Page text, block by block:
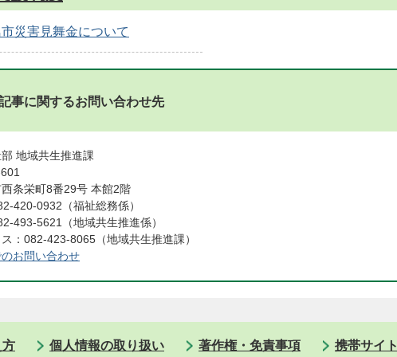
災害見舞金について
事に関するお問い合わせ先
地域共生推進課
条栄町8番29号 本館2階
420-0932（福祉総務係）
5621（地域共生推進係）
：082-423-8065（地域共生推進課）
のお問い合わせ
方 個人情報の取り扱い 著作権・免責事項 携帯サイ